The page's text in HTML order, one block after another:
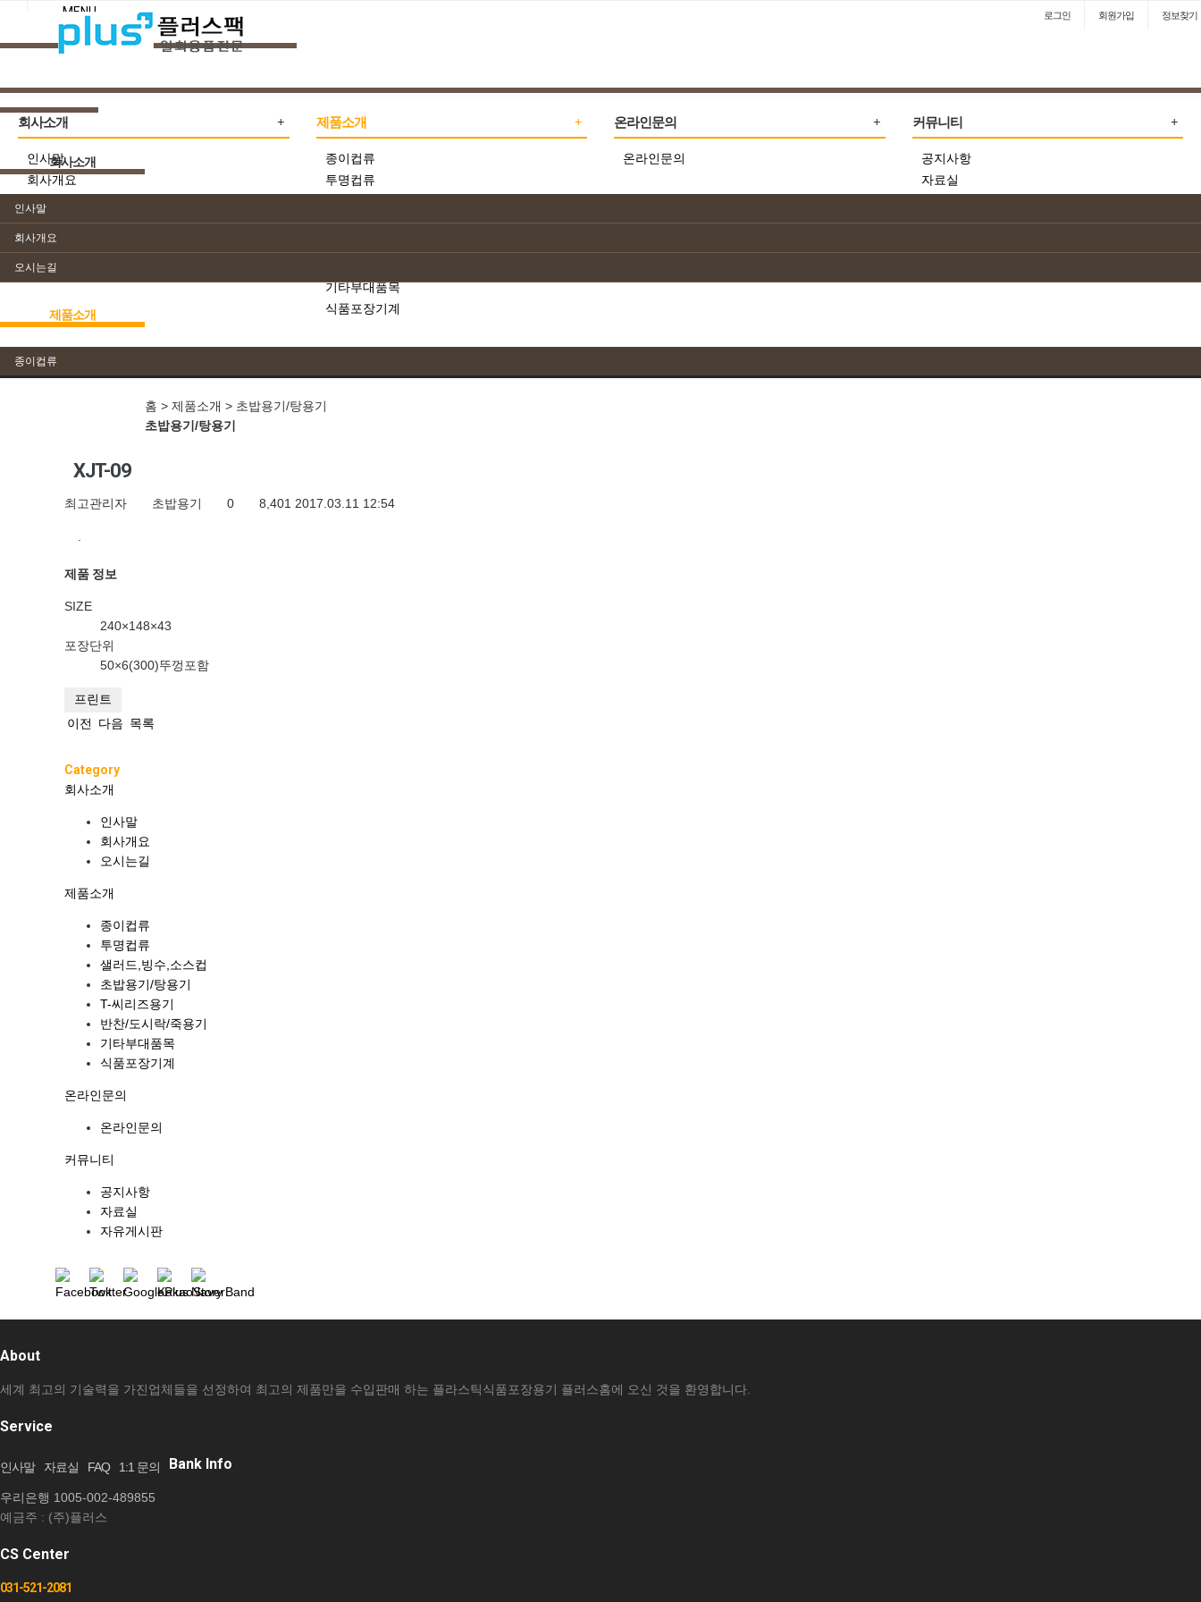
로그인 회원가입 정보찾기
MENU
회사소개
인사말
회사개요
오시는길
제품소개
종이컵류
샐러드,빙수,소스컵
T-씨리즈 사각
온라인문의
온라인문의
커뮤니티
회사소개
인사말
회사개요
오시는길
제품소개
종이컵류
투명컵류
초밥용기/탕용기
기타부대품목
식품포장기계
온라인문의
온라인문의
커뮤니티
공지사항
자료실
메인 닫기
홈 > 제품소개 > 초밥용기/탕용기
초밥용기/탕용기
XJT-09
최고관리자 초밥용기 0 8,401 2017.03.11 12:54
제품 정보
SIZE
240×148×43
포장단위
50×6(300)뚜껑포함
프린트
이전
다음 목록
Category
회사소개
인사말
회사개요
오시는길
제품소개
종이컵류
투명컵류
샐러드,빙수,소스컵
초밥용기/탕용기
T-씨리즈용기
반찬/도시락/죽용기
기타부대품목
식품포장기계
온라인문의
온라인문의
커뮤니티
공지사항
자료실
자유게시판
About
세계 최고의 기술력을 가진업체들을 선정하여 최고의 제품만을 수입판매 하는 플라스틱식품포장용기 플러스홈에 오신 것을 환영합니다.
Service
인사말 자료실 FAQ 1:1 문의 Bank Info
우리은행 1005-002-489855
예금주 : (주)플러스
CS Center
031-521-2081